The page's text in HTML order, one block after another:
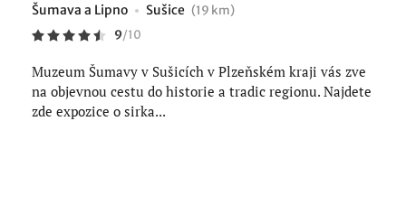
Šumava a Lipno Sušice (19 km)
9/10
Muzeum Šumavy v Sušicích v Plzeňském kraji vás zve
na objevnou cestu do historie a tradic regionu. Najdete
zde expozice o sirka...